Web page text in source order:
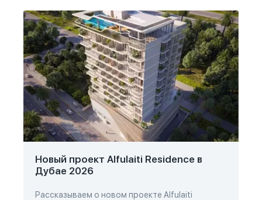
Новый проект Alfulaiti Residence в
Дубае 2026
Рассказываем о новом проекте Alfulaiti